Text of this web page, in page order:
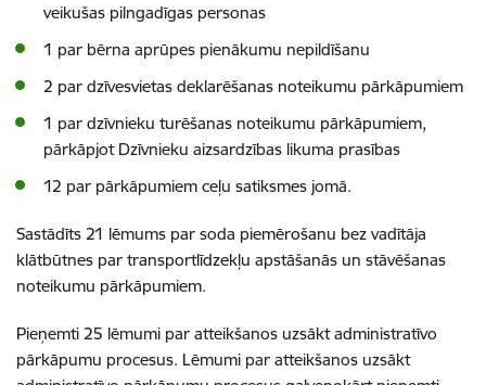
veikušas pilngadīgas personas
1 par bērna aprūpes pienākumu nepildīšanu
2 par dzīvesvietas deklarēšanas noteikumu pārkāpumiem
1 par dzīvnieku turēšanas noteikumu pārkāpumiem,
pārkāpjot Dzīvnieku aizsardzības likuma prasības
12 par pārkāpumiem ceļu satiksmes jomā.
Sastādīts 21 lēmums par soda piemērošanu bez vadītāja
klātbūtnes par transportlīdzekļu apstāšanās un stāvēšanas
noteikumu pārkāpumiem.
Pieņemti 25 lēmumi par atteikšanos uzsākt administratīvo
pārkāpumu procesus. Lēmumi par atteikšanos uzsākt